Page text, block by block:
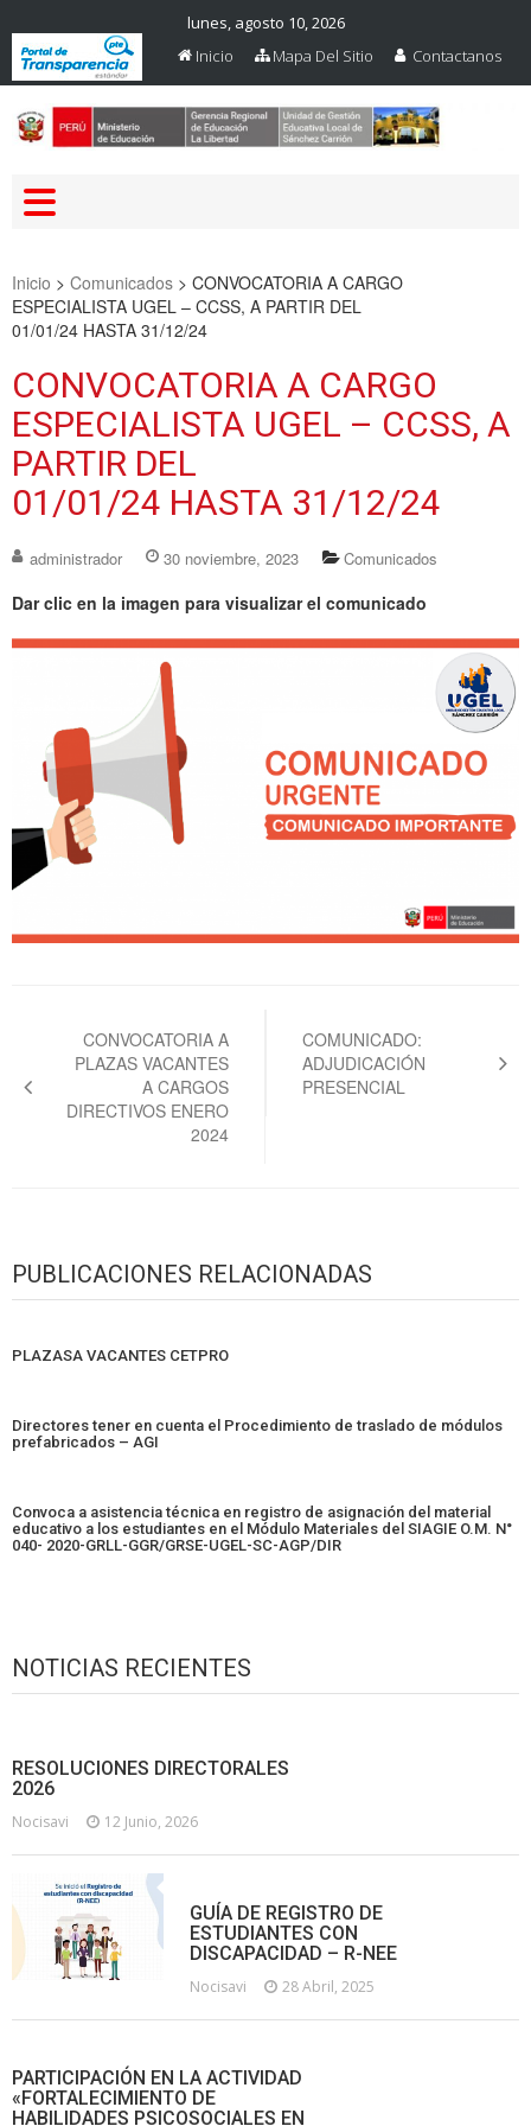
lunes, agosto 10, 2026
Inicio
Mapa Del Sitio Contactanos
Inicio > Comunicados > CONVOCATORIA A CARGO
ESPECIALISTA UGEL – CCSS, A PARTIR DEL
01/01/24 HASTA 31/12/24
CONVOCATORIA A CARGO
ESPECIALISTA UGEL – CCSS, A
PARTIR DEL
01/01/24 HASTA 31/12/24
administrador 30 noviembre, 2023 Comunicados
Dar clic en la imagen para visualizar el comunicado
entradas
CONVOCATORIA A
PLAZAS VACANTES
A CARGOS
DIRECTIVOS ENERO
2024
COMUNICADO:
ADJUDICACIÓN
PRESENCIAL
PUBLICACIONES RELACIONADAS
PLAZASA VACANTES CETPRO
Directores tener en cuenta el Procedimiento de traslado de módulos
prefabricados – AGI
Convoca a asistencia técnica en registro de asignación del material
educativo a los estudiantes en el Módulo Materiales del SIAGIE O.M. N°
040- 2020-GRLL-GGR/GRSE-UGEL-SC-AGP/DIR
NOTICIAS RECIENTES
RESOLUCIONES DIRECTORALES
2026
Nocisavi 12 Junio, 2026
GUÍA DE REGISTRO DE
ESTUDIANTES CON
DISCAPACIDAD – R-NEE
Nocisavi 28 Abril, 2025
PARTICIPACIÓN EN LA ACTIVIDAD
«FORTALECIMIENTO DE
HABILIDADES PSICOSOCIALES EN